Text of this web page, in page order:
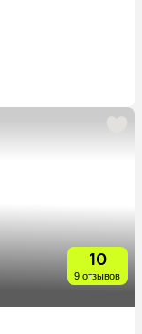
10
9 отзывов